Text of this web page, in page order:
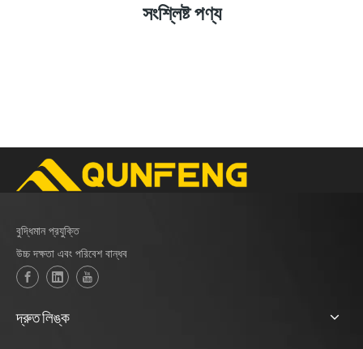
সংশ্লিষ্ট পণ্য
বুদ্ধিমান প্রযুক্তি
উচ্চ দক্ষতা এবং পরিবেশ বান্ধব
দ্রুত লিঙ্ক